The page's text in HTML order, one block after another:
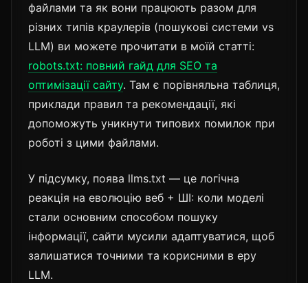
файлами та як вони працюють разом для
різних типів краулерів (пошукові системи vs
LLM) ви можете прочитати в моїй статті:
robots.txt: повний гайд для SEO та
оптимізації сайту. Там є порівняльна таблиця,
приклади правил та рекомендації, які
допоможуть уникнути типових помилок при
роботі з цими файлами.
У підсумку, поява llms.txt — це логічна
реакція на еволюцію веб + ШІ: коли моделі
стали основним способом пошуку
інформації, сайти мусили адаптуватися, щоб
залишатися точними та корисними в еру
LLM.